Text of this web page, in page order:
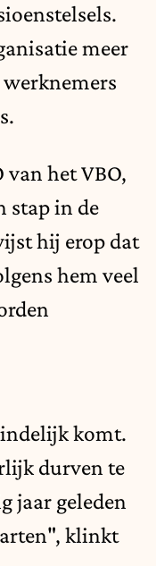
meer
het VBO,
stap in de
hij erop dat
hem veel
komt.
durven te
jaar geleden
klinkt